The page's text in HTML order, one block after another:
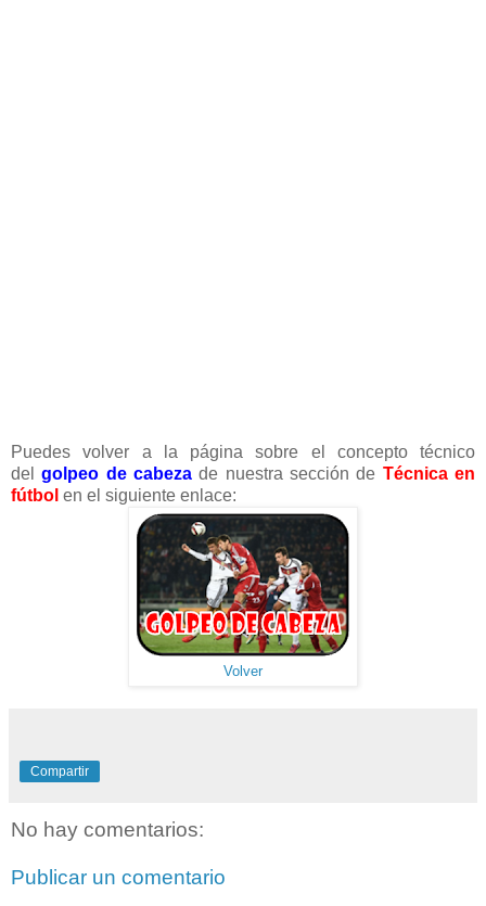
Puedes volver a la página sobre el concepto técnico
delgolpeo de cabezade nuestra sección de Técnica en
fútbol en el siguiente enlace:
Volver
Compartir
No hay comentarios:
Publicar un comentario